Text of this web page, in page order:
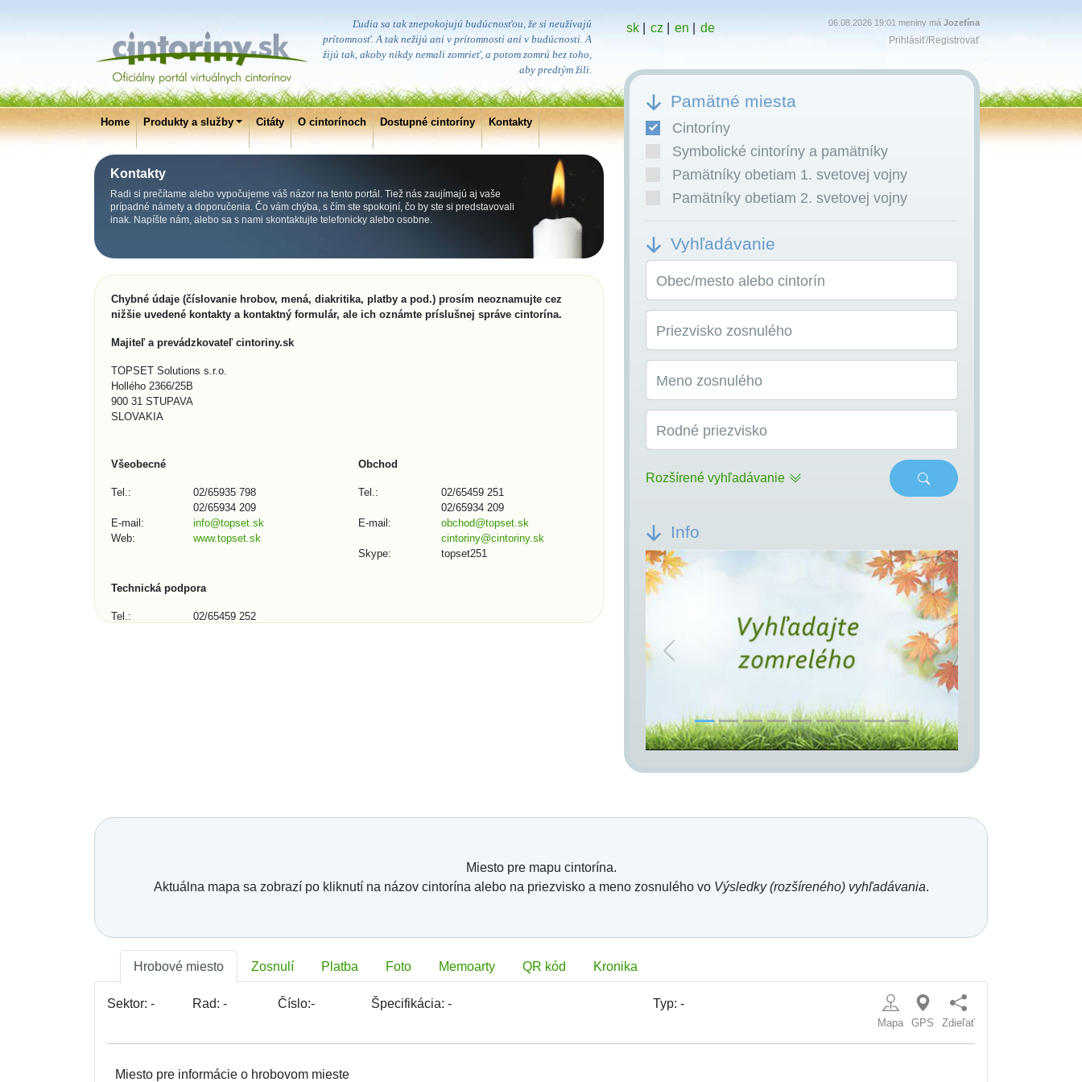
Ľudia sa tak znepokojujú budúcnosťou, že si neužívajú
prítomnosť. A tak nežijú ani v prítomnosti ani v budúcnosti. A
žijú tak, akoby nikdy nemali zomrieť, a potom zomrú bez toho,
aby predtým žili.
Home Produkty a služby Citáty O cintorínoch Dostupné cintoríny Kontakty
Kontakty
Radi si prečítame alebo vypočujeme váš názor na tento portál. Tiež nás zaujímajú aj vaše
prípadné námety a doporučenia. Čo vám chýba, s čím ste spokojní, čo by ste si predstavovali
inak. Napíšte nám, alebo sa s nami skontaktujte telefonicky alebo osobne.
sk| cz en de 06.08.2026 19:01 meniny má Jozefína
Prihlásiť/Registrovať
Pamätné miesta
Cintoríny
Symbolické cintoríny a pamätníky
Pamätníky obetiam 1. svetovej vojny
Pamätníky obetiam 2. svetovej vojny
Vyhľadávanie
Obec/mesto alebo cintorín
Priezvisko zosnulého
Meno zosnulého
Rodné priezvisko
Rozšírené vyhľadávanie
Info
Previous Next
Chybné údaje (číslovanie hrobov, mená, diakritika, platby a pod.) prosím neoznamujte cez
nižšie uvedené kontakty a kontaktný formulár, ale ich oznámte príslušnej správe cintorína.
Majiteľ a prevádzkovateľ cintoriny.sk
TOPSET Solutions s.r.o.
Hollého 2366/25B
900 31 STUPAVA
SLOVAKIA
Všeobecné
Tel.:
02/65935 798
02/65934 209
E-mail:
info@topset.sk
Web:
www.topset.sk
Obchod
Tel.:
02/65459 251
02/65934 209
E-mail:
obchod@topset.sk
cintoriny@cintoriny.sk
Skype:
topset251
Technická podpora
Tel.:
02/65459 252
Miesto pre mapu cintorína.
Aktuálna mapa sa zobrazí po kliknutí na názov cintorína alebo na priezvisko a meno zosnulého vo Výsledky (rozšíreného) vyhľadávania.
Hrobové miesto Zosnulí Platba Foto Memoarty QR kód Kronika
Sektor: - Rad:- Číslo:- Špecifikácia:- Typ: -
Mapa GPS Zdieľať
Miesto pre informácie o hrobovom mieste